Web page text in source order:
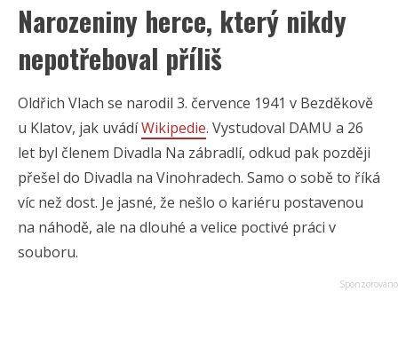
Narozeniny herce, který nikdy
nepotřeboval příliš
Oldřich Vlach se narodil 3. července 1941 v Bezděkově
u Klatov, jak uvádíWikipedie. Vystudoval DAMU a 26
let byl členem Divadla Na zábradlí, odkud pak později
přešel do Divadla na Vinohradech. Samo o sobě to říká
víc než dost. Je jasné, že nešlo o kariéru postavenou
na náhodě, ale na dlouhé a velice poctivé práci v
souboru.